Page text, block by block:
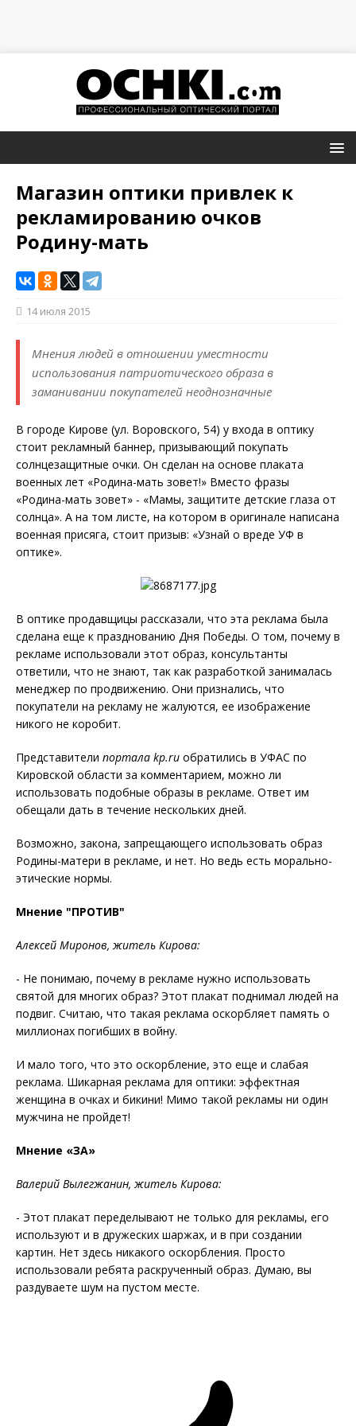
Магазин оптики привлек к
рекламированию очков
Родину-мать
14 июля 2015
Мнения людей в отношении уместности
использования патриотического образа в
заманивании покупателей неоднозначные
В городе Кирове (ул. Воровского, 54) у входа в оптику
стоит рекламный баннер, призывающий покупать
солнцезащитные очки. Он сделан на основе плаката
военных лет «Родина-мать зовет!» Вместо фразы
«Родина-мать зовет» - «Мамы, защитите детские глаза от
солнца». А на том листе, на котором в оригинале написана
военная присяга, стоит призыв: «Узнай о вреде УФ в
оптике».
В оптике продавщицы рассказали, что эта реклама была
сделана еще к празднованию Дня Победы. О том, почему в
рекламе использовали этот образ, консультанты
ответили, что не знают, так как разработкой занималась
менеджер по продвижению. Они признались, что
покупатели на рекламу не жалуются, ее изображение
никого не коробит.
Представители портала kp.ru обратились в УФАС по
Кировской области за комментарием, можно ли
использовать подобные образы в рекламе. Ответ им
обещали дать в течение нескольких дней.
Возможно, закона, запрещающего использовать образ
Родины-матери в рекламе, и нет. Но ведь есть морально-
этические нормы.
Мнение "ПРОТИВ"
Алексей Миронов, житель Кирова:
- Не понимаю, почему в рекламе нужно использовать
святой для многих образ? Этот плакат поднимал людей на
подвиг. Считаю, что такая реклама оскорбляет память о
миллионах погибших в войну.
И мало того, что это оскорбление, это еще и слабая
реклама. Шикарная реклама для оптики: эффектная
женщина в очках и бикини! Мимо такой рекламы ни один
мужчина не пройдет!
Мнение «ЗА»
Валерий Вылегжанин, житель Кирова:
- Этот плакат переделывают не только для рекламы, его
используют и в дружеских шаржах, и в при создании
картин. Нет здесь никакого оскорбления. Просто
использовали ребята раскрученный образ. Думаю, вы
раздуваете шум на пустом месте.